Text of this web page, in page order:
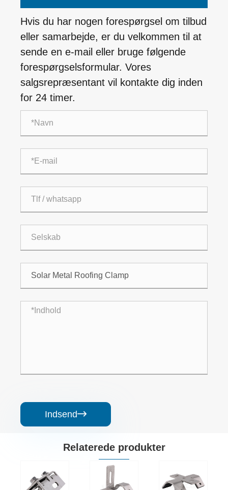
Hvis du har nogen forespørgsel om tilbud
eller samarbejde, er du velkommen til at
sende en e-mail eller bruge følgende
forespørgselsformular. Vores
salgsrepræsentant vil kontakte dig inden
for 24 timer.
Indsend
Relaterede produkter